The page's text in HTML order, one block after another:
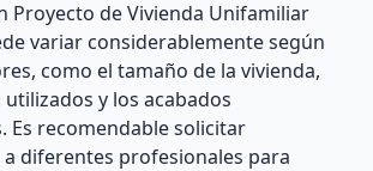
Proyecto de Vivienda Unifamiliar
variar considerablemente según
como el tamaño de la vivienda,
y los acabados
Es recomendable solicitar
diferentes profesionales para